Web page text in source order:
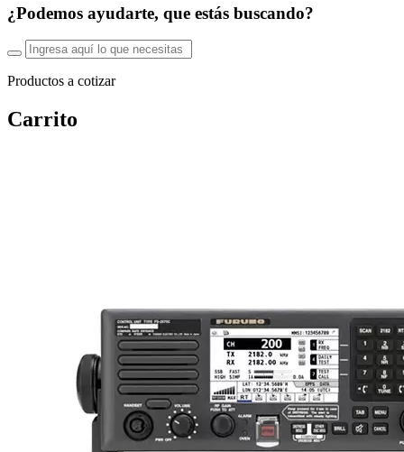
¿Podemos ayudarte, que estás buscando?
Productos a cotizar
Carrito